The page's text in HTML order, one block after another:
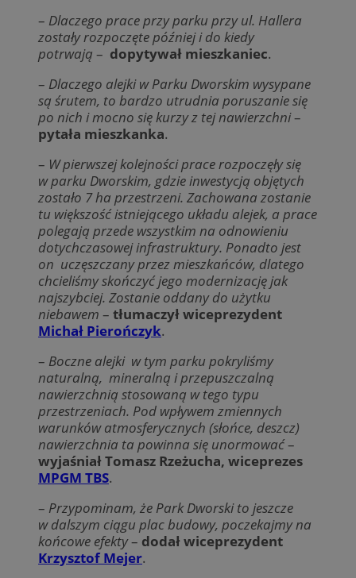
– Dlaczego prace przy parku przy ul. Hallera
zostały rozpoczęte później i do kiedy
potrwają – dopytywał mieszkaniec.
– Dlaczego alejki w Parku Dworskim wysypane
są śrutem, to bardzo utrudnia poruszanie się
po nich i mocno się kurzy z tej nawierzchni–
pytała mieszkanka.
– W pierwszej kolejności prace rozpoczęły się
w parku Dworskim, gdzie inwestycją objętych
zostało 7 ha przestrzeni. Zachowana zostanie
tu większość istniejącego układu alejek, a prace
polegają przede wszystkim na odnowieniu
dotychczasowej infrastruktury. Ponadto jest
on uczęszczany przez mieszkańców, dlatego
chcieliśmy skończyć jego modernizację jak
najszybciej. Zostanie oddany do użytku
niebawem – tłumaczył wiceprezydent
Michał Pierończyk.
– Boczne alejki w tym parku pokryliśmy
naturalną, mineralną i przepuszczalną
nawierzchnią stosowaną w tego typu
przestrzeniach. Pod wpływem zmiennych
warunków atmosferycznych (słońce, deszcz)
nawierzchnia ta powinna się unormować–
wyjaśniał Tomasz Rzeżucha, wiceprezes
MPGM TBS.
– Przypominam, że Park Dworski to jeszcze
w dalszym ciągu plac budowy, poczekajmy na
końcowe efekty– dodał wiceprezydent
Krzysztof Mejer.